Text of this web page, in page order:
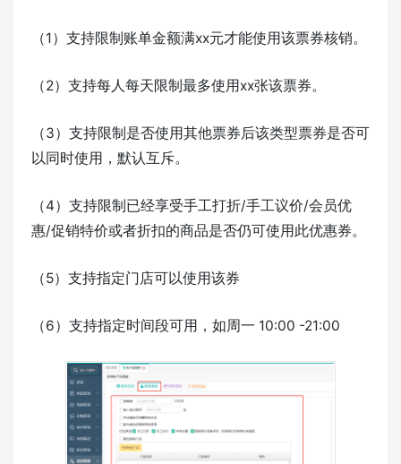
（1）支持限制账单金额满xx元才能使用该票券核销。
（2）支持每人每天限制最多使用xx张该票券。
（3）支持限制是否使用其他票券后该类型票券是否可
以同时使用，默认互斥。
（4）支持限制已经享受手工打折/手工议价/会员优
惠/促销特价或者折扣的商品是否仍可使用此优惠券。
（5）支持指定门店可以使用该券
（6）支持指定时间段可用，如周一 10:00 -21:00